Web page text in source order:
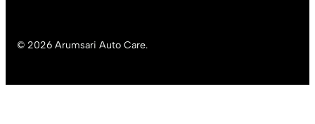
© 2026 Arumsari Auto Care.